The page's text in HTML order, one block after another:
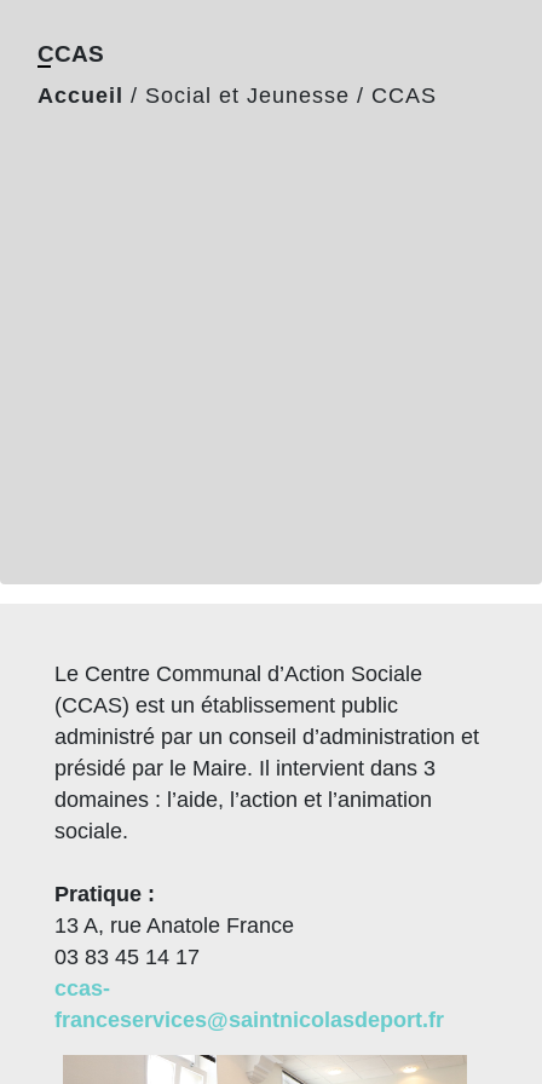
CCAS
Accueil / Social et Jeunesse / CCAS
Le Centre Communal d’Action Sociale
(CCAS) est un établissement public
administré par un conseil d’administration et
présidé par le Maire. Il intervient dans 3
domaines : l’aide, l’action et l’animation
sociale.
Pratique :
13 A, rue Anatole France
03 83 45 14 17
ccas-
franceservices@saintnicolasdeport.fr